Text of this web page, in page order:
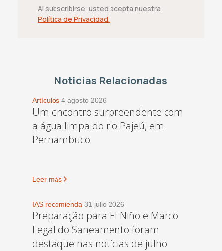
Al subscribirse, usted acepta nuestra
Política de Privacidad.
Noticias Relacionadas
Artículos 4 agosto 2026
Um encontro surpreendente com
a água limpa do rio Pajeú, em
Pernambuco
Leer más
IAS recomienda 31 julio 2026
Preparação para El Niño e Marco
Legal do Saneamento foram
destaque nas notícias de julho